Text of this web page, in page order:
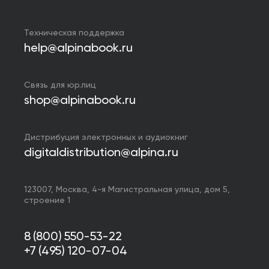
Техническая поддержка
help@alpinabook.ru
Связь для юр.лиц
shop@alpinabook.ru
Дистрибуция электронных и аудиокниг
digitaldistribution@alpina.ru
123007, Москва, 4-я Магистральная улица, дом 5,
строение 1
8 (800) 550-53-22
+7 (495) 120-07-04